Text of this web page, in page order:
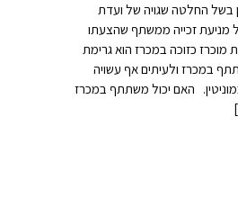
בשל החלטה שגויה של ועדת
מניעת זכייה ממשתף שהצעתו
מוכרז כזוכה במכרז הוא גרימת
במכרז ולעיתים אף עשויה
האם יכול משתתף במכרז